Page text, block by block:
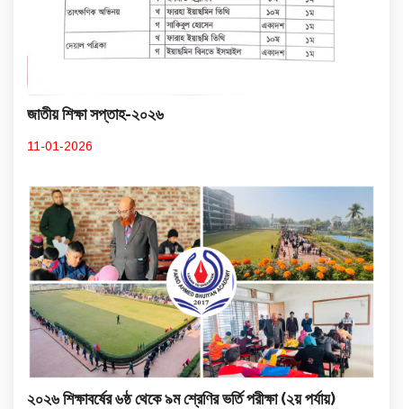
জাতীয় শিক্ষা সপ্তাহ-২০২৬
11-01-2026
২০২৬ শিক্ষাবর্ষের ৬ষ্ঠ থেকে ৯ম শ্রেণির ভর্তি পরীক্ষা (২য় পর্যায়)